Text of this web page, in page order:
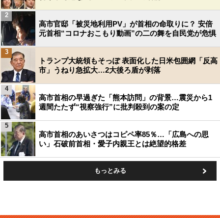
高市官邸「被災地利用PV」が首相の命取りに？ 安倍
元首相“コロナおこもり動画”の二の舞を自民党が危惧
2
トランプ大統領もそっぽ 表面化した日米包囲網「反高
市」うねり急拡大…2大後ろ盾が剥落
3
高市首相の早過ぎた「熊本訪問」の背景…震災から1
週間たたず“視察強行”に批判殺到の案の定
4
高市首相のあいさつはコピペ率85％…「広島への思
い」石破前首相・愛子内親王とは絶望的格差
5
もっとみる